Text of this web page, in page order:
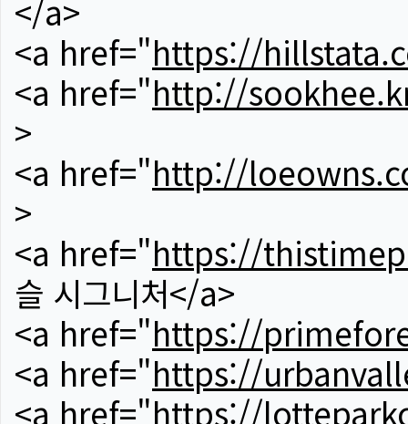
</a>
<a href="https://
<a href="http://
>
<a href="http://
>
<a href="https://
슬 시그니처</a>
<a href="https://
<a href="https://
<a href="https://